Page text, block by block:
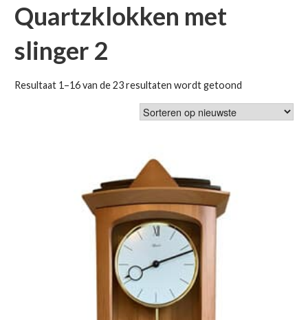
Quartzklokken met
slinger 2
Resultaat 1–16 van de 23 resultaten wordt getoondGesorteerd
op
nieuwste